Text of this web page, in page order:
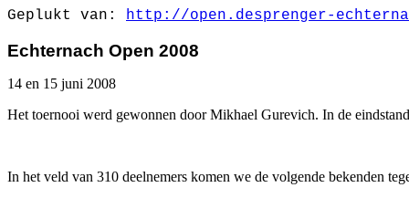
Geplukt van: http://open.desprenger-
Echternach Open 2008
14 en 15 juni 2008
Het toernooi werd gewonnen door Mikhael Gurevich. In de
In het veld van 310 deelnemers komen we de volgende bekenden